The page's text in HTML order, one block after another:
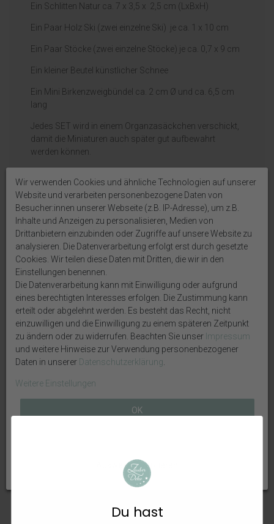
Ein Schlitten Natur ca. 7 x 3,5 x 2,5 cm (LxBxH)
Ein Paar Holz Ski (zwei einzelne Ski) je ca. 1 x 10 cm
Ein Paar Stöcke (zwei einzelne Stöcke) je ca. 0,7 x 9 cm
Ein kleiner Beutel künstlicher Schnee
Ein Mini Birkenzweigbündel ca. 2 cm Ø und ca. 6,5 cm
lang
Jedes SET wird in einem Organzasäckchen verschickt,
damit die Miniaturen auch später gut aufbewahrt
werden können.
ACHTUNG:Dekorationsartikel. Kein Spielzeug! Beachten
Sie die Hinweise zur Batterieentsorgung.
Auf Produktbildern abgebildetes Zubehör sowie
Dekoartikel gehören nicht zum Lieferumfang, sofern
diese nicht ausdrücklich eingeschlossen werden.
Weitere interessante Artikel
Wichtel Zubehör Deko Miniatur
Wir verwenden Cookies und ähnliche Technologien auf unserer
Website und verarbeiten personenbezogene Daten von
Besucher:innen unserer Webseite (z.B. IP-Adresse), um z.B.
Inhalte und Anzeigen zu personalisieren, Medien von
Drittanbietern einzubinden oder Zugriffe auf unsere Website zu
analysieren. Die Datenverarbeitung erfolgt erst durch gesetzte
Cookies. Wir teilen diese Daten mit Dritten, die wir in den
Einstellungen benennen.
Die Datenverarbeitung kann mit Einwilligung oder aufgrund
eines berechtigten Interesses erfolgen. Die Zustimmung kann
erteilt oder abgelehnt werden. Es besteht das Recht, nicht
einzuwilligen und die Einwilligung zu einem späteren Zeitpunkt
zu ändern oder zu widerrufen. Beachten Sie unser Impressum
und weitere Hinweise zur Verwendung personenbezogener
Daten in unserer Daten­schutz­erklärung
Weitere Einstellungen
OK
Auswahl akzeptieren
Du hast